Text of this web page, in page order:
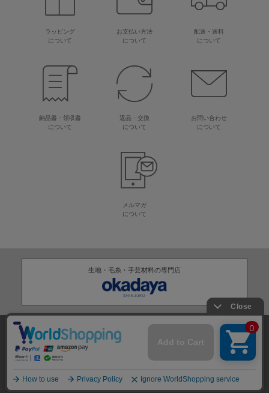
ラッピング
について
お支払い方法
について
配送・送料
について
納品書・領収書
について
返品・交換
について
お問い合わせ
について
メルマガ
について
生地・毛糸・手芸材料の専門店
株式会社オカダヤ
特定商取引法に基づく表記 プライバシーポリシー サイトマップ
2012-2026OKADAYA CO.,LTD.